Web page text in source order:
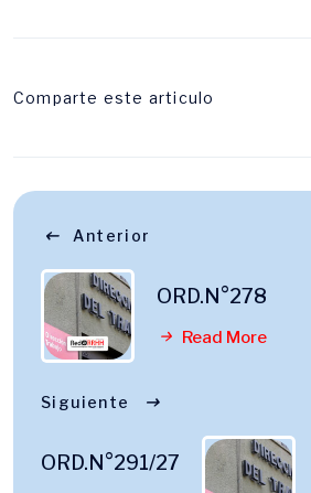
Comparte este articulo
Anterior
ORD.N°278
Read More
Siguiente
ORD.N°291/27